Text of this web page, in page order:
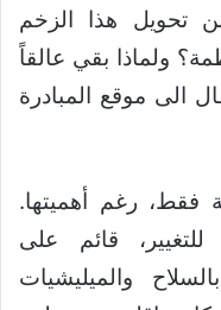
تحويل هذا الزخم
ولماذا بقي عالقاً
الى موقع المبادرة
فقط، رغم أهميتها.
قائم على
والميليشيات